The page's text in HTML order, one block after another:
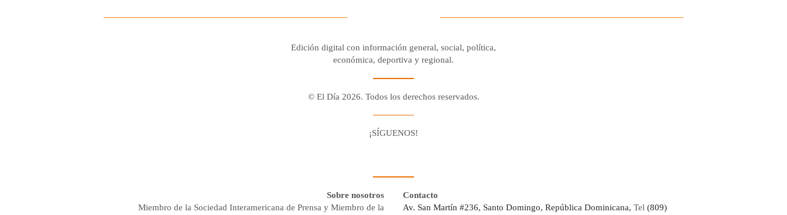
Edición digital con información general, social, política,
económica, deportiva y regional.
© El Día 2026. Todos los derechos reservados.
¡SÍGUENOS!
Sobre nosotros
Miembro de la Sociedad Interamericana de Prensa y Miembro de la
Contacto
Av. San Martín #236, Santo Domingo, República Dominicana, Tel (809)